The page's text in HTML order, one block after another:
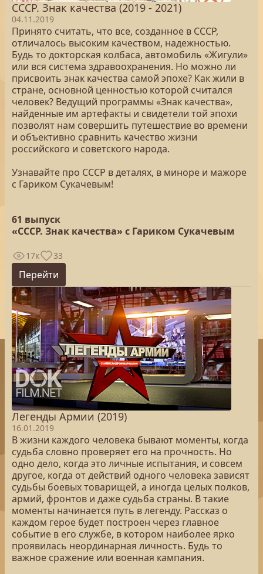
СССР. Знак качества (2019 - 2021)
04.11.2019
Принято считать, что все, созданное в СССР,
отличалось высоким качеством, надежностью.
Будь то докторская колбаса, автомобиль «Жигули»
или вся система здравоохранения. Но можно ли
присвоить знак качества самой эпохе? Как жили в
стране, основной ценностью которой считался
человек? Ведущий программы «Знак качества»,
найденные им артефакты и свидетели той эпохи
позволят нам совершить путешествие во времени
и объективно сравнить качество жизни
российского и советского народа.
Узнавайте про СССР в деталях, в миноре и мажоре
с Гариком Сукачевым!
61 выпуск
«СССР. Знак качества» с Гариком Сукачевым
17к 33
Перейти
Легенды Армии (2019)
16.01.2019
В жизни каждого человека бывают моменты, когда
судьба словно проверяет его на прочность. Но
одно дело, когда это личные испытания, и совсем
другое, когда от действий одного человека зависят
судьбы боевых товарищей, а иногда целых полков,
армий, фронтов и даже судьба страны. В такие
моменты начинается путь в легенду. Рассказ о
каждом герое будет построен через главное
событие в его службе, в котором наиболее ярко
проявилась неординарная личность. Будь то
важное сражение или военная кампания.